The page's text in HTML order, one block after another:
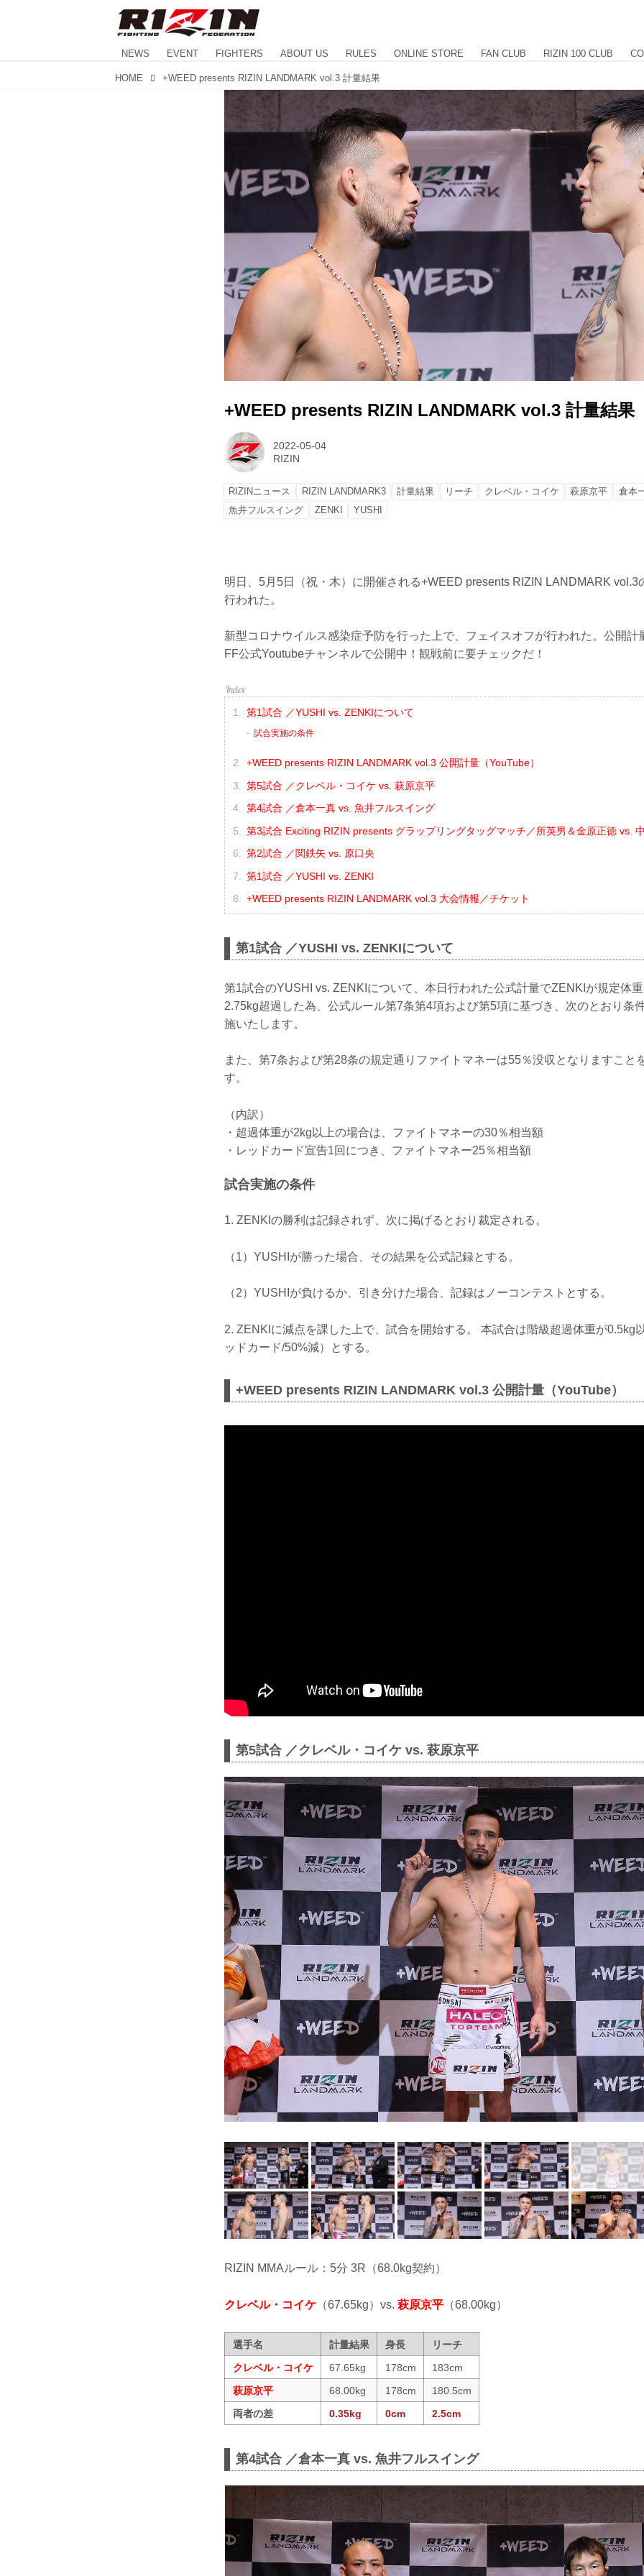
NEWS EVENT FIGHTERS ABOUT US RULES ONLINE STORE FAN CLUB RIZIN 100 CLUB
HOME +WEED presents RIZIN LANDMARK vol.3 計量結果
+WEED presents RIZIN LANDMARK vol.3 計量結果
2022-05-04
RIZIN
RIZINニュース RIZIN LANDMARK3 計量結果 リーチ クレベル・コイケ 萩原京平
倉本
魚井フルスイング
ZENKI YUSHI
明日、5月5日（祝・木）に開催される+WEED presents RIZIN LANDMARK vol.3
行われた。
新型コロナウイルス感染症予防を行った上で、フェイスオフが行われた。公開計
FF公式Youtubeチャンネルで公開中！観戦前に要チェックだ！
第1試合 ／YUSHI vs. ZENKIについて
試合実施の条件
+WEED presents RIZIN LANDMARK vol.3 公開計量（YouTube）
第5試合 ／クレベル・コイケ vs. 萩原京平
第4試合 ／倉本一真 vs. 魚井フルスイング
第3試合 Exciting RIZIN presents グラップリングタッグマッチ／所英男＆金原正徳 vs.
第2試合 ／関鉄矢 vs. 原口央
第1試合 ／YUSHI vs. ZENKI
+WEED presents RIZIN LANDMARK vol.3 大会情報／チケット
第1試合 ／YUSHI vs. ZENKIについて
第1試合のYUSHI vs. ZENKIについて、本日行われた公式計量でZENKIが規定体
2.75kg超過した為、公式ルール第7条第4項および第5項に基づき、次のとおり条
施いたします。
また、第7条および第28条の規定通りファイトマネーは55％没収となりますこと
す。
（内訳）
・超過体重が2kg以上の場合は、ファイトマネーの30％相当額
・レッドカード宣告1回につき、ファイトマネー25％相当額
試合実施の条件
1. ZENKIの勝利は記録されず、次に掲げるとおり裁定される。
（1）YUSHIが勝った場合、その結果を公式記録とする。
（2）YUSHIが負けるか、引き分けた場合、記録はノーコンテストとする。
2. ZENKIに減点を課した上で、試合を開始する。 本試合は階級超過体重が0.5kg
ッドカード/50%減）とする。
+WEED presents RIZIN LANDMARK vol.3 公開計量（YouTube）
第5試合 ／クレベル・コイケ vs. 萩原京平
RIZIN MMAルール：5分 3R（68.0kg契約）
クレベル・コイケ （67.65kg）vs. 萩原京平 （68.00kg）
選手名 計量結果 身長
リーチ
クレベル・コイケ
67.65kg 178cm
183cm
萩原京平
68.00kg 178cm
180.5cm
両者の差
0.35kg 0cm 2.5cm
第4試合 ／倉本一真 vs. 魚井フルスイング